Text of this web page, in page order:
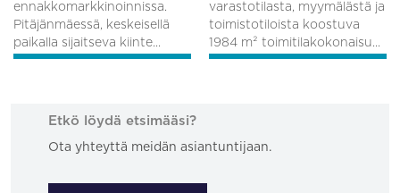
ennakkomarkkinoinnissa.
Pitäjänmäessä, keskeisellä
paikalla sijaitseva kiinte...
varastotilasta, myymälästä ja
toimistotiloista koostuva
1984 m² toimitilakokonaisu...
Etkö löydä etsimääsi?
Ota yhteyttä meidän asiantuntijaan.